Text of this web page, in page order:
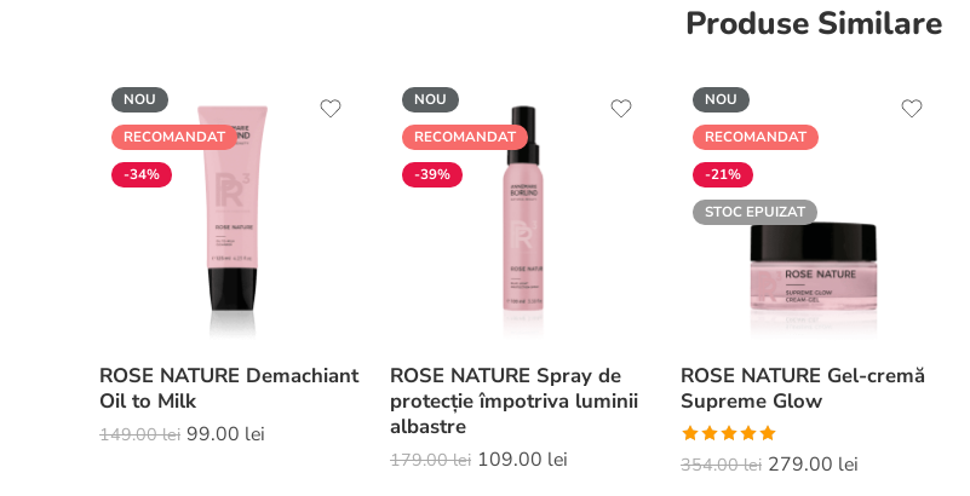
Produse Similare
NOU
RECOMANDAT
-34%
ROSE NATURE Demachiant
Oil to Milk
149.00lei 99.00 lei
NOU
RECOMANDAT
-39%
ROSE NATURE Spray de
protecție împotriva luminii
albastre
179.00lei 109.00 lei
NOU
RECOMANDAT
-21%
STOC EPUIZAT
ROSE NATURE Gel-cremă
Supreme Glow
Evaluat la
5.00din 5
354.00lei 279.00 lei